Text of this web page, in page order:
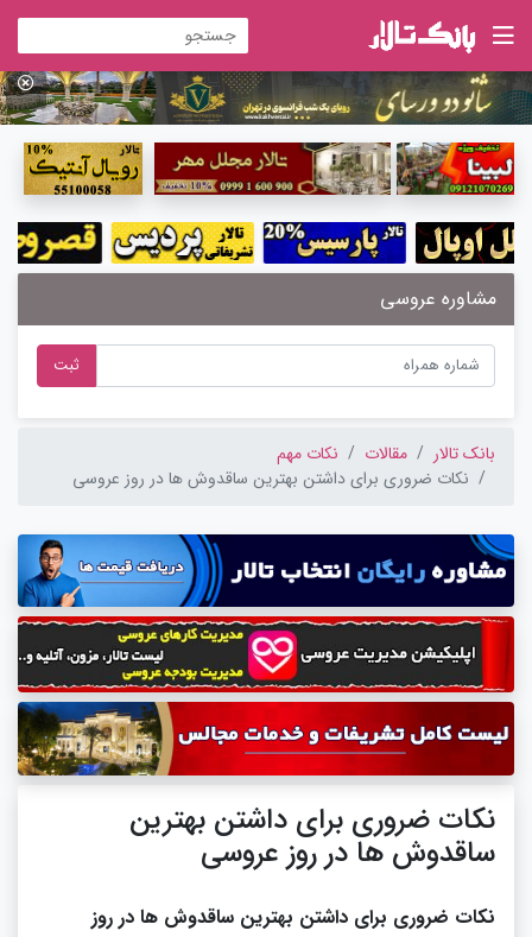
مشاوره عروسی
ثبت
بانک تالار مقالات
نکات مهم
نکات ضروری برای داشتن بهترین ساقدوش ها در روز عروسی
نکات ضروری برای داشتن بهترین
ساقدوش ها در روز عروسی
نکات ضروری برای داشتن بهترین ساقدوش ها در روز